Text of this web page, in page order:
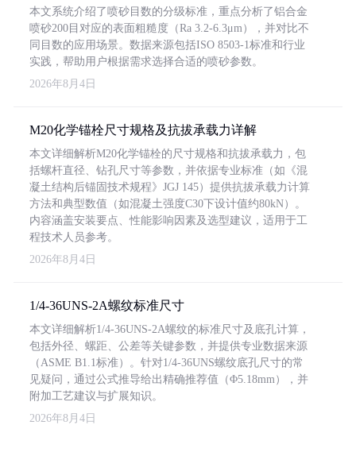
本文系统介绍了喷砂目数的分级标准，重点分析了铝合金
喷砂200目对应的表面粗糙度（Ra 3.2-6.3μm），并对比不
同目数的应用场景。数据来源包括ISO 8503-1标准和行业
实践，帮助用户根据需求选择合适的喷砂参数。
2026年8月4日
M20化学锚栓尺寸规格及抗拔承载力详解
本文详细解析M20化学锚栓的尺寸规格和抗拔承载力，包
括螺杆直径、钻孔尺寸等参数，并依据专业标准（如《混
凝土结构后锚固技术规程》JGJ 145）提供抗拔承载力计算
方法和典型数值（如混凝土强度C30下设计值约80kN）。
内容涵盖安装要点、性能影响因素及选型建议，适用于工
程技术人员参考。
2026年8月4日
1/4-36UNS-2A螺纹标准尺寸
本文详细解析1/4-36UNS-2A螺纹的标准尺寸及底孔计算，
包括外径、螺距、公差等关键参数，并提供专业数据来源
（ASME B1.1标准）。针对1/4-36UNS螺纹底孔尺寸的常
见疑问，通过公式推导给出精确推荐值（Φ5.18mm），并
附加工艺建议与扩展知识。
2026年8月4日